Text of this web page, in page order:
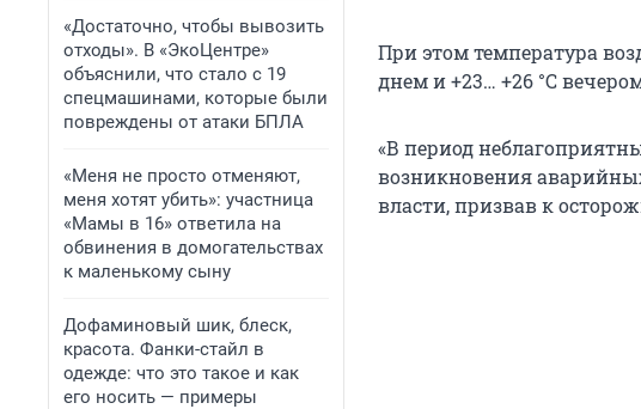
«Достаточно, чтобы вывозить
отходы». В «ЭкоЦентре»
объяснили, что стало с 19
спецмашинами, которые были
повреждены от атаки БПЛА
«Меня не просто отменяют,
меня хотят убить»: участница
«Мамы в 16» ответила на
обвинения в домогательствах
к маленькому сыну
Дофаминовый шик, блеск,
красота. Фанки-стайл в
одежде: что это такое и как
его носить — примеры
При этом температура
днем и+23… +26 °C
«В период
возникновения
власти, призвав к